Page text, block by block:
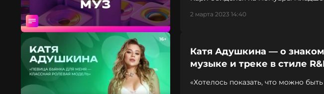
2 марта 2023 14:40
Катя Адушкина — о
музыке и треке в стиле
«Хотелось показать, что можно